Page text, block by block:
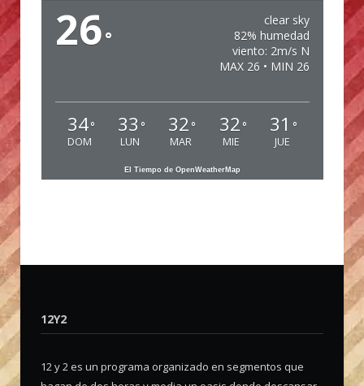
26°
clear sky
82% humedad
viento: 2m/s N
MAX 26 • MIN 26
34°
DOM
33 °
LUN
32 °
MAR
32 °
MIE
31 °
JUE
El Tiempo de OpenWeatherMap
12Y2
12 y 2 es un programa organizado en segmentos que